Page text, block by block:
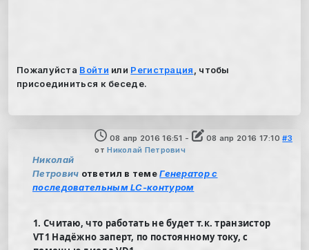
Пожалуйста Войти или Регистрация
, чтобы
присоединиться к беседе.
08 апр 2016 16:51 - 08 апр 2016 17:10 #3
отНиколай Петрович
Николай
Петрович ответил в темеГенератор с
последовательным LC-контуром
1. Считаю, что работать не будет т.к. транзистор
VT1 Надёжно заперт, по постоянному току, с